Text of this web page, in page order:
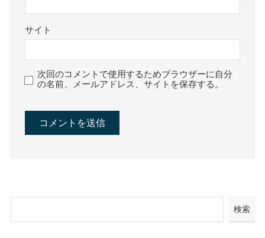
サイト
次回のコメントで使用するためブラウザーに自分
の名前、メールアドレス、サイトを保存する。
検索